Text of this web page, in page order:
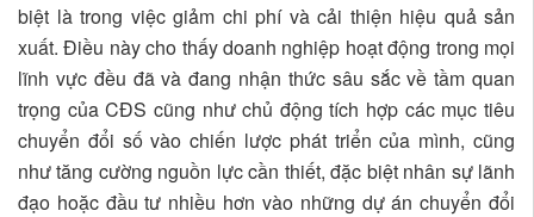
biệt là trong việc giảm chi phí và cải thiện hiệu quả sản
xuất. Điều này cho thấy doanh nghiệp hoạt động trong mọi
lĩnh vực đều đã và đang nhận thức sâu sắc về tầm quan
trọng của CĐS cũng như chủ động tích hợp các mục tiêu
chuyển đổi số vào chiến lược phát triển của mình, cũng
như tăng cường nguồn lực cần thiết, đặc biệt nhân sự lãnh
đạo hoặc đầu tư nhiều hơn vào những dự án chuyển đổi